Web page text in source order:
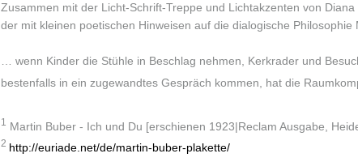
Zusammen mit der Licht-Schrift-Treppe und Lichtakzenten von
der mit kleinen poetischen Hinweisen auf die dialogische Philosophie
… wenn Kinder die Stühle in Beschlag nehmen, Kerkrader und
bestenfalls in ein zugewandtes Gespräch kommen, hat die
1 Martin Buber - Ich und Du [erschienen 1923|Reclam Ausgabe,
2 http://euriade.net/de/martin-buber-plakette/